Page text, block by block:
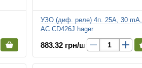
УЗО (диф. реле) 4п. 25A, 30 mA,
AC CD426J hager
883.32 грн/шт.